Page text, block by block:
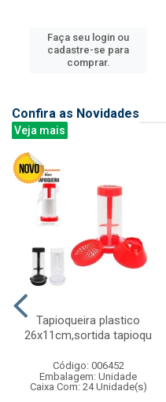
Faça seu login ou
cadastre-se para
comprar.
Confira as Novidades
Veja mais
Tapioqueira plastico
26x11cm,sortida tapioqu
Código: 006452
Embalagem: Unidade
Caixa Com: 24 Unidade(s)